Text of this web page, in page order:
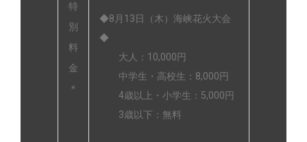
特
別
料
金
＊
◆8月13日（木）海峡花火大会
◆
大人：10,000円
中学生・高校生：8,000円
4歳以上・小学生：5,000円
3歳以下：無料